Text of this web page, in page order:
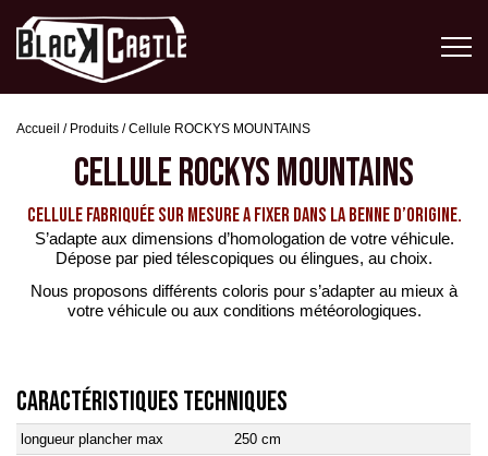
Accueil / Produits /Cellule ROCKYS MOUNTAINS
CELLULE ROCKYS MOUNTAINS
CELLULE FABRIQUÉE SUR MESURE A FIXER DANS LA BENNE D’ORIGINE.
S’adapte aux dimensions d’homologation de votre véhicule.
Dépose par pied télescopiques ou élingues, au choix.
Nous proposons différents coloris pour s’adapter au mieux à
votre véhicule ou aux conditions météorologiques.
CARACTÉRISTIQUES TECHNIQUES
longueur plancher max
250 cm